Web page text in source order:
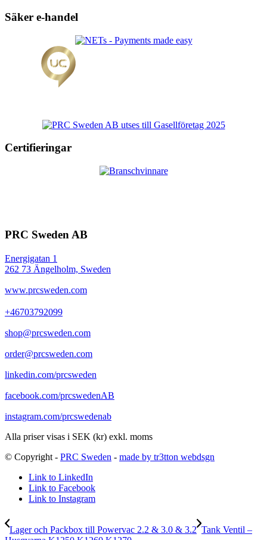
Säker e-handel
Certifieringar
PRC Sweden AB
Energigatan 1
262 73 Ängelholm, Sweden
www.prcsweden.com
+46703792099
shop@prcsweden.com
order@prcsweden.com
linkedin.com/prcsweden
facebook.com/prcswedenAB
instagram.com/prcswedenab
Alla priser visas i SEK (kr) exkl. moms
© Copyright - PRC Sweden - made by tr3tton webdsgn
Link to LinkedIn
Link to Facebook
Link to Instagram
Lager och Packbox till Powervac 2.2 & 3.0 & 3.2 Tank Ventil –